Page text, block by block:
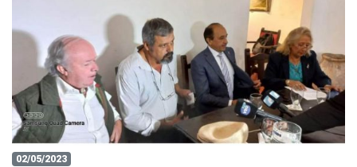
02/05/2023